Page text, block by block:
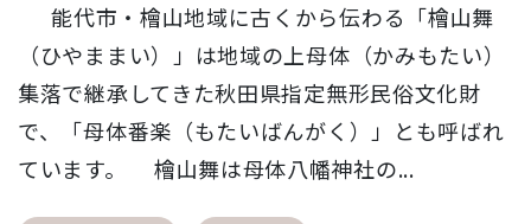
能代市・檜山地域に古くから伝わる「檜山舞
（ひやままい）」は地域の上母体（かみもたい）
集落で継承してきた秋田県指定無形民俗文化財
で、「母体番楽（もたいばんがく）」とも呼ばれ
ています。 檜山舞は母体八幡神社の...